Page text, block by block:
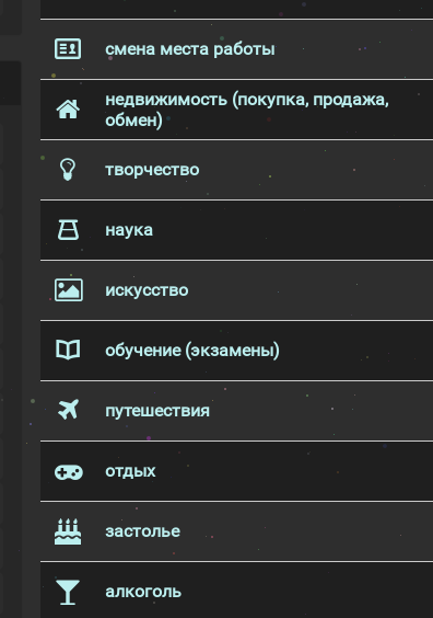
смена места работы
недвижимость (покупка, продажа,
обмен)
творчество
наука
искусство
обучение (экзамены)
путешествия
отдых
застолье
алкоголь